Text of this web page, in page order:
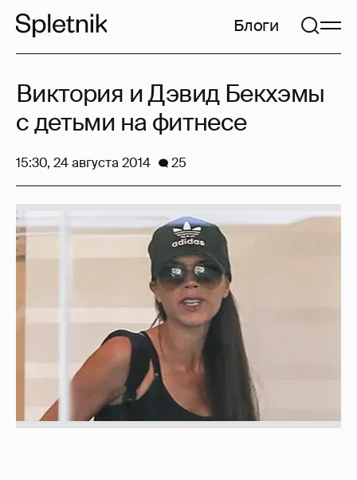
Блоги
Виктория и Дэвид Бекхэмы
с детьми на фитнесе
15:30, 24 августа 2014 25